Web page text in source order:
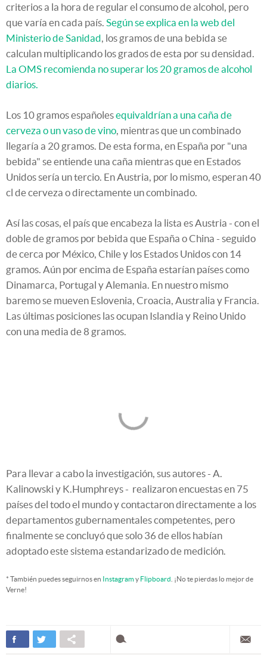
criterios a la hora de regular el consumo de alcohol, pero
que varía en cada país. Según se explica en la web del
Ministerio de Sanidad, los gramos de una bebida se
calculan multiplicando los grados de esta por su densidad.
La OMS recomienda no superar los 20 gramos de alcohol
diarios.
Los 10 gramos españolesequivaldrían a una caña de
cerveza o un vaso de vino, mientras que un combinado
llegaría a 20 gramos. De esta forma, en España por "una
bebida" se entiende una caña mientras que en Estados
Unidos sería un tercio. En Austria, por lo mismo, esperan 40
cl de cerveza o directamente un combinado.
Así las cosas, el país que encabeza la lista es Austria - con el
doble de gramos por bebida que España o China - seguido
de cerca por México, Chile y los Estados Unidos con 14
gramos. Aún por encima de España estarían países como
Dinamarca, Portugal y Alemania. En nuestro mismo
baremo se mueven Eslovenia, Croacia, Australia y Francia.
Las últimas posiciones las ocupan Islandia y Reino Unido
con una media de 8 gramos.
Para llevar a cabo la investigación, sus autores - A.
Kalinowski y K.Humphreys - realizaron encuestas en 75
países del todo el mundo y contactaron directamente a los
departamentos gubernamentales competentes, pero
finalmente se concluyó que solo 36 de ellos habían
adoptado este sistema estandarizado de medición.
* También puedes seguirnos en Instagramy Flipboard . ¡No te pierdas lo mejor de
Verne!